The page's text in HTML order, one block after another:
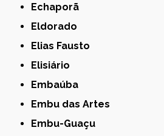
Echaporã
Eldorado
Elias Fausto
Elisiário
Embaúba
Embu das Artes
Embu-Guaçu